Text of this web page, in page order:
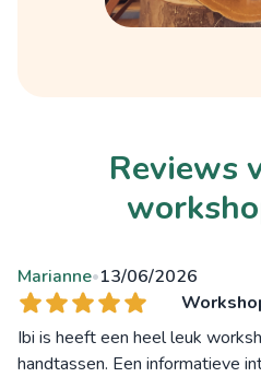
Reviews
Marianne•13/06/2026
Ibi is heeft een heel leuk
handtassen. Een informatieve